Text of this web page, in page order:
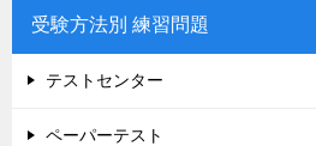
受験方法別 練習問題
テストセンター
ペーパーテスト